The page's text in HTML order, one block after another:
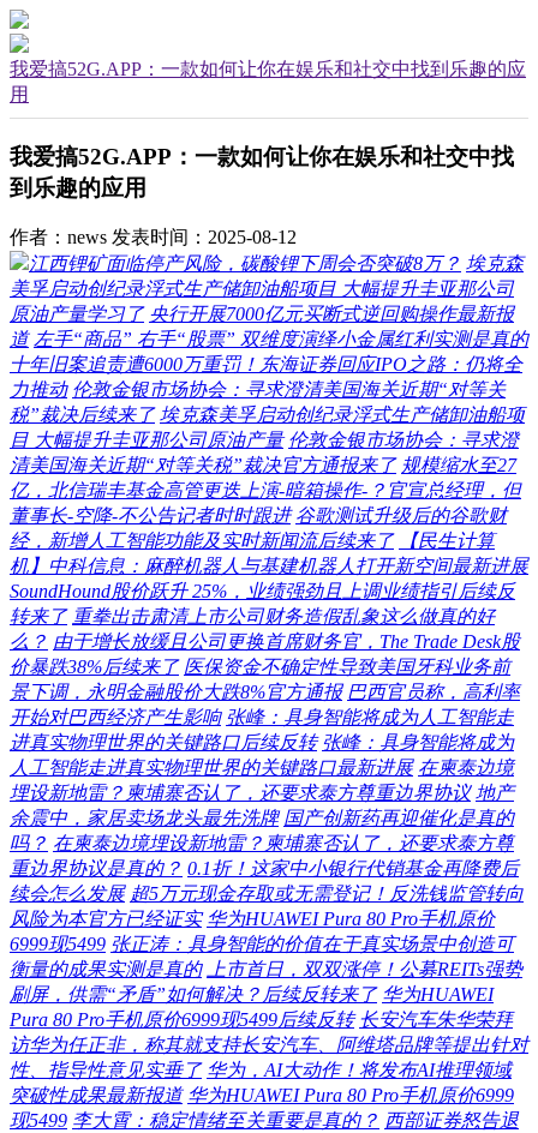
我爱搞52G.APP：一款如何让你在娱乐和社交中找到乐趣的应
用
我爱搞52G.APP：一款如何让你在娱乐和社交中找
到乐趣的应用
作者：news 发表时间：2025-08-12
江西锂矿面临停产风险，碳酸锂下周会否突破8万？ 埃克森
美孚启动创纪录浮式生产储卸油船项目 大幅提升圭亚那公司
原油产量学习了 央行开展7000亿元买断式逆回购操作最新报
道 左手“商品” 右手“股票” 双维度演绎小金属红利实测是真的
十年旧案追责遭6000万重罚！东海证券回应IPO之路：仍将全
力推动 伦敦金银市场协会：寻求澄清美国海关近期“对等关
税”裁决后续来了 埃克森美孚启动创纪录浮式生产储卸油船项
目 大幅提升圭亚那公司原油产量 伦敦金银市场协会：寻求澄
清美国海关近期“对等关税”裁决官方通报来了 规模缩水至27
亿，北信瑞丰基金高管更迭上演-暗箱操作-？官宣总经理，但
董事长-空降-不公告记者时时跟进 谷歌测试升级后的谷歌财
经，新增人工智能功能及实时新闻流后续来了
【民生计算
机】中科信息：麻醉机器人与基建机器人打开新空间最新进展
SoundHound股价跃升 25%，业绩强劲且上调业绩指引后续反
转来了 重拳出击肃清上市公司财务造假乱象这么做真的好
么？ 由于增长放缓且公司更换首席财务官，The Trade Desk股
价暴跌38%后续来了 医保资金不确定性导致美国牙科业务前
景下调，永明金融股价大跌8%官方通报 巴西官员称，高利率
开始对巴西经济产生影响 张峰：具身智能将成为人工智能走
进真实物理世界的关键路口后续反转 张峰：具身智能将成为
人工智能走进真实物理世界的关键路口最新进展 在柬泰边境
埋设新地雷？柬埔寨否认了，还要求泰方尊重边界协议 地产
余震中，家居卖场龙头最先洗牌 国产创新药再迎催化是真的
吗？ 在柬泰边境埋设新地雷？柬埔寨否认了，还要求泰方尊
重边界协议是真的？ 0.1折！这家中小银行代销基金再降费后
续会怎么发展 超5万元现金存取或无需登记！反洗钱监管转向
风险为本官方已经证实 华为HUAWEI Pura 80 Pro手机原价
6999现5499 张正涛：具身智能的价值在于真实场景中创造可
衡量的成果实测是真的 上市首日，双双涨停！公募REITs强势
刷屏，供需“矛盾”如何解决？后续反转来了 华为HUAWEI
Pura 80 Pro手机原价6999现5499后续反转 长安汽车朱华荣拜
访华为任正非，称其就支持长安汽车、阿维塔品牌等提出针对
性、指导性意见实垂了 华为，AI大动作！将发布AI推理领域
突破性成果最新报道 华为HUAWEI Pura 80 Pro手机原价6999
现5499 李大霄：稳定情绪至关重要是真的？ 西部证券怒告退